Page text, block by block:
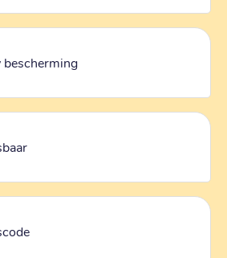
bescherming